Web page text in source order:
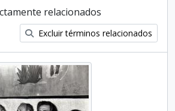
relacionados
Excluir términos relacionados